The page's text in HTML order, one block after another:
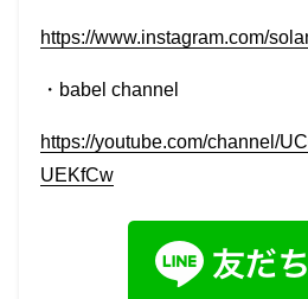
https://www.instagram.com/
・ babel channel
https://youtube.com/channel/
UEKfCw